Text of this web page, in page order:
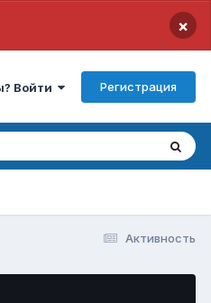
×
Войти Регистрация
Активность